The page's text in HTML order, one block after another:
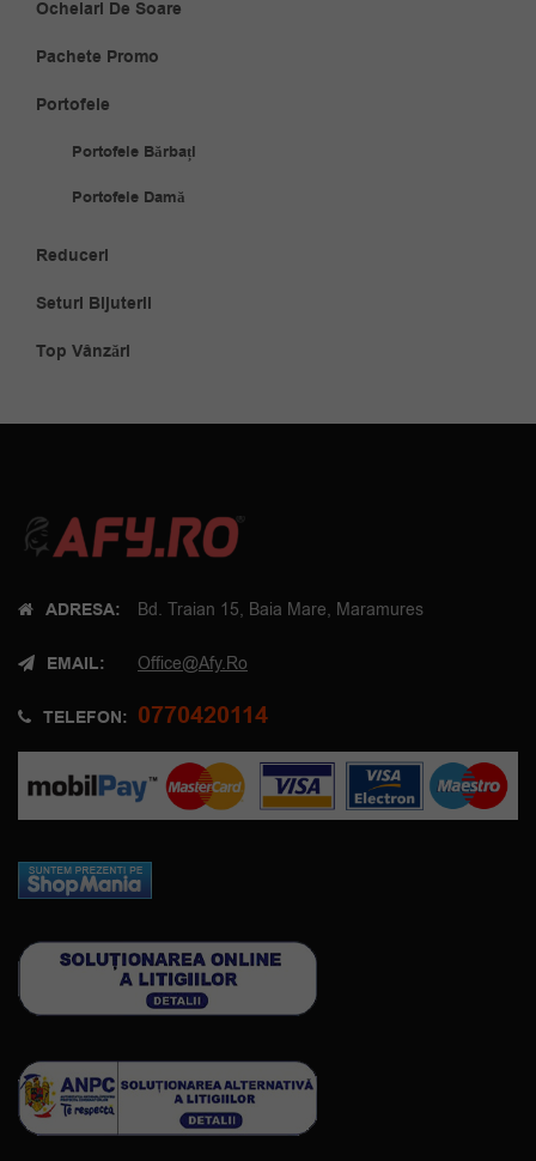
Ochelari De Soare
Pachete Promo
Portofele
Portofele Bărbați
Portofele Damă
Reduceri
Seturi Bijuterii
Top Vânzări
ADRESA: Bd. Traian 15, Baia Mare, Maramures
EMAIL: Office@afy.ro
TELEFON: 0770420114